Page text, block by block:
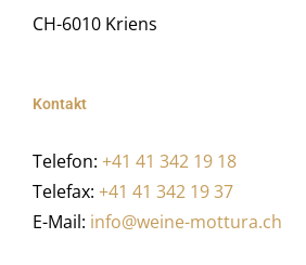
CH-6010 Kriens
Kontakt
Telefon: +41 41 342 19 18
Telefax: +41 41 342 19 37
E-Mail: info@weine-mottura.ch